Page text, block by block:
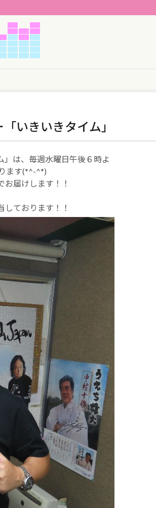
いきいきタイム」
」は、毎週水曜日午後６時よ
ます(*^-^*)
届けします！！
ております！！